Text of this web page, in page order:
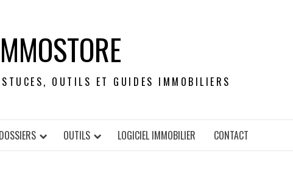
OUTILS ET GUIDES IMMOBILIERS
DOSSIERS OUTILS LOGICIEL IMMOBILIER CONTACT